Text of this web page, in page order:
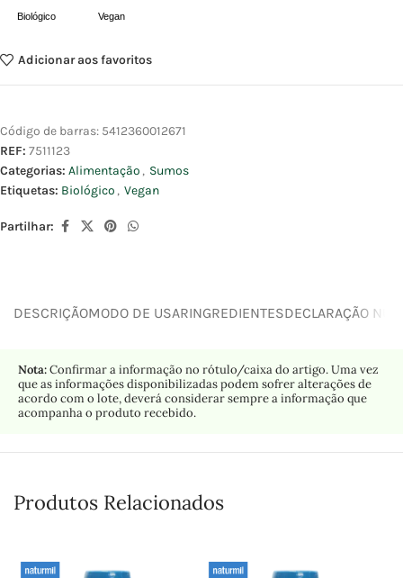
Biológico Vegan
Adicionar aos favoritos
Código de barras: 5412360012671
REF: 7511123
Categorias: Alimentação , Sumos
Etiquetas: Biológico , Vegan
Partilhar:
DESCRIÇÃOMODO DE USARINGREDIENTESDECLARAÇÃO
Nota:Confirmar a informação no rótulo/caixa do artigo. Uma vez
que as informações disponibilizadas podem sofrer alterações de
acordo com o lote, deverá considerar sempre a informação que
acompanha o produto recebido.
Produtos Relacionados